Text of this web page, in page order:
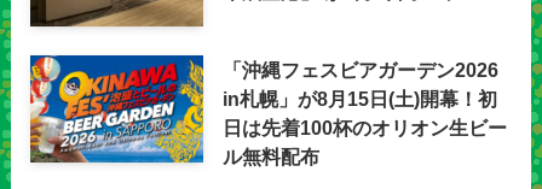
「沖縄フェスビアガーデン2026
in札幌」が8月15日(土)開幕！初
日は先着100杯のオリオン生ビー
ル無料配布